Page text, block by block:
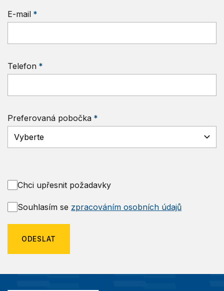
E-mail
Telefon
Preferovaná pobočka
Chci upřesnit požadavky
Souhlasím se zpracováním osobních údajů
ODESLAT